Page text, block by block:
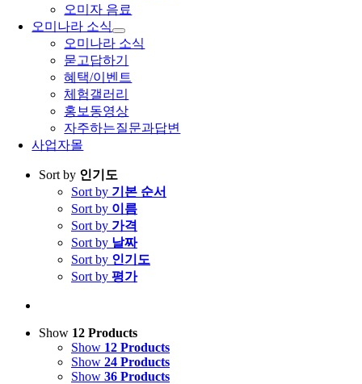
오미자 음료
오미나라 소식
오미나라 소식
묻고답하기
혜택/이벤트
체험갤러리
홍보동영상
자주하는질문과답변
사업자몰
Sort by 인기도
Sort by 기본 순서
Sort by 이름
Sort by 가격
Sort by 날짜
Sort by 인기도
Sort by 평가
Show 12 Products
Show 12 Products
Show 24 Products
Show 36 Products